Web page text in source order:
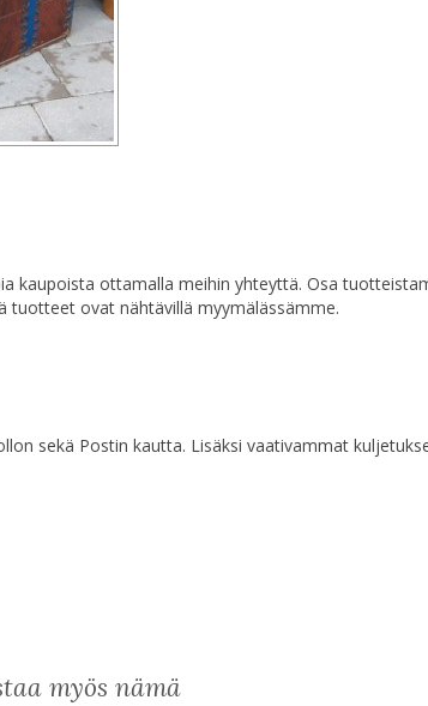
kaupoista ottamalla meihin yhteyttä. Osa
tuotteet ovat nähtävillä myymälässämme.
sekä Postin kautta. Lisäksi vaativammat
myös nämä